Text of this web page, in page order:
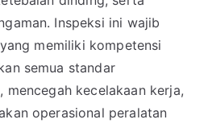
Inspeksi ini wajib
memiliki kompetensi
semua standar
mencegah kecelakaan kerja,
operasional peralatan